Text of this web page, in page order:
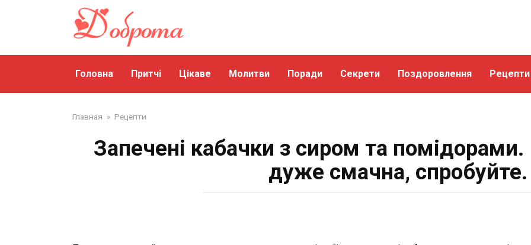
Головна Притчі Цікаве Молитви Поради Секрети Поздоровлення Рецепти
Главная » Рецепти
Запечені кабачки з сиром та
дуже смачна, спробуйте.